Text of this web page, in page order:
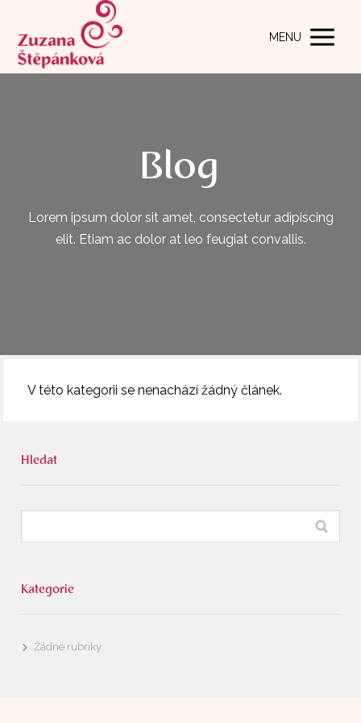
MENU
Blog
Lorem ipsum dolor sit amet, consectetur adipiscing
elit. Etiam ac dolor at leo feugiat convallis.
V této kategorii se nenachází žádný článek.
Hledat
Kategorie
Žádné rubriky